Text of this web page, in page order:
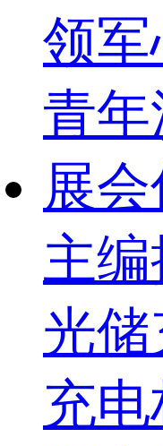
领
青
展
主
光储
充电